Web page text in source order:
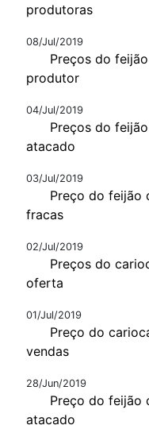
produtoras
08/Jul/2019
Preços do
produtor
04/Jul/2019
Preços do
atacado
03/Jul/2019
Preço do feijão
fracas
02/Jul/2019
Preços do
oferta
01/Jul/2019
Preço do
vendas
28/Jun/2019
Preço do feijão
atacado